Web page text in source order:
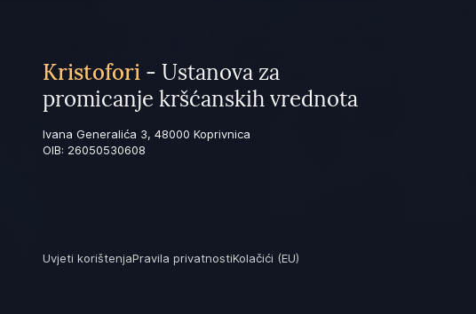
Kristofori - Ustanova za
promicanje kršćanskih vrednota
Ivana Generalića 3, 48000 Koprivnica
OIB: 26050530608
Uvjeti korištenjaPravila privatnostiKolačići (EU)